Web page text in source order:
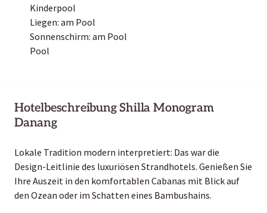
Kinderpool
Liegen: am Pool
Sonnenschirm: am Pool
Pool
Hotelbeschreibung Shilla Monogram
Danang
Lokale Tradition modern interpretiert: Das war die
Design-Leitlinie des luxuriösen Strandhotels. Genießen Sie
Ihre Auszeit in den komfortablen Cabanas mit Blick auf
den Ozean oder im Schatten eines Bambushains.